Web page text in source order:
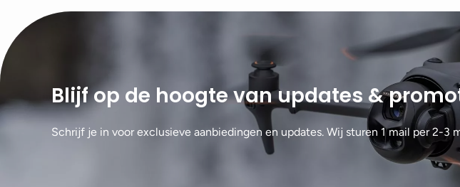
Blijf op de hoogte van updates &
Schrijf je in voor exclusieve aanbiedingen en updates. Wij sturen 1 mail per 2-3